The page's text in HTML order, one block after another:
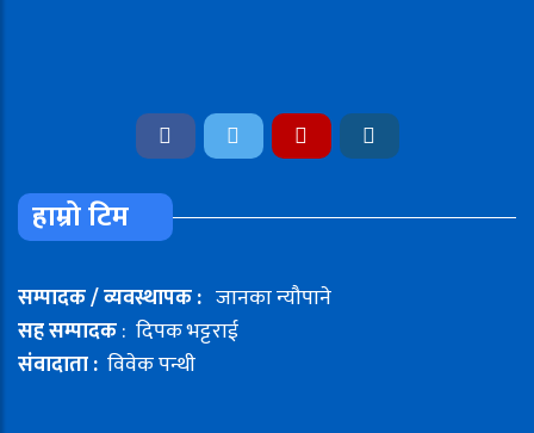
हाम्रो टिम
सम्पादक / व्यवस्थापक : जानका न्यौपाने
सह सम्पादक: दिपक भट्टराई
संवादाता : विवेक पन्थी